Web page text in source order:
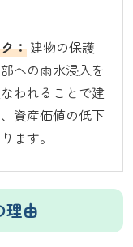
： 建物の保護
への雨水浸入を
われることで建
資産価値の低下
ます。
理由